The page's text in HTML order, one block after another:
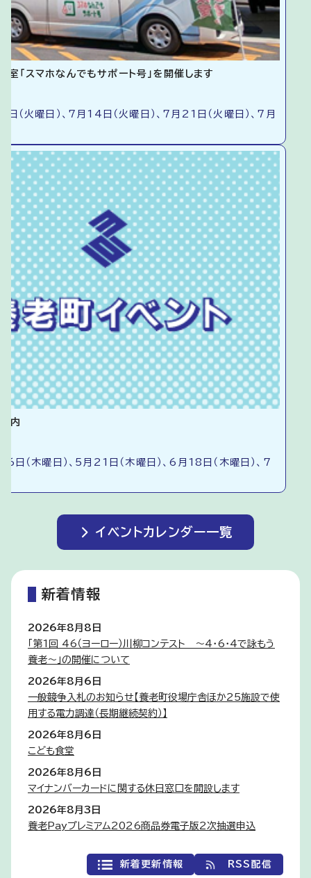
室「スマホなんでもサポート号」を開催します
火曜日）、7月14日（火曜日）、7月21日（火曜日）、7月
内
（木曜日）、5月21日（木曜日）、6月18日（木曜日）、7
イベントカレンダー一覧
新着情報
2026年8月8日
「第1回 46（ヨーロー）川柳コンテスト 〜4・6・4で詠もう
養老〜」の開催について
2026年8月6日
一般競争入札のお知らせ【養老町役場庁舎ほか25施設で使
用する電力調達（長期継続契約）】
2026年8月6日
こども食堂
2026年8月6日
マイナンバーカードに関する休日窓口を開設します
2026年8月3日
養老Payプレミアム2026商品券電子版2次抽選申込
新着更新情報 RSS配信